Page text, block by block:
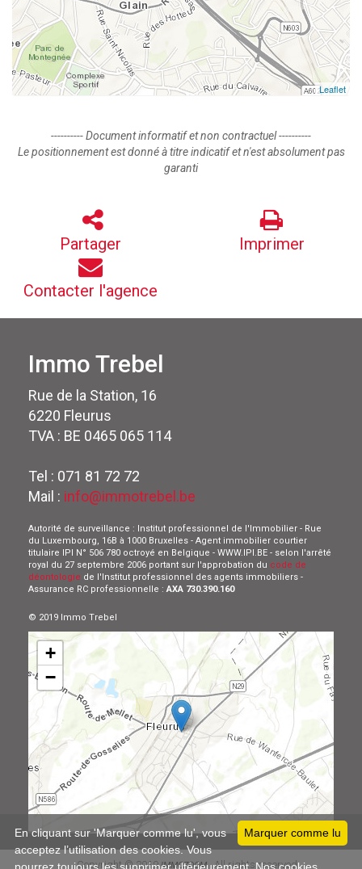
Leaflet
---------- Document informatif et non contractuel ----------
Le positionnement est donné à titre indicatif et n'est absolument pas
garanti
Partager Imprimer
Contacter l'agence
Immo Trebel
Rue de la Station, 16
6220 Fleurus
TVA : BE 0465 065 114
Tel : 071 81 72 72
Mail : info@immotrebel.be
Autorité de surveillance : Institut professionnel de l'Immobilier - Rue
du Luxembourg, 16B à 1000 Bruxelles - Agent immobilier courtier
titulaire IPI N° 506 780 octroyé en Belgique - WWW.IPI.BE - selon l'arrêté
royal du 27 septembre 2006 portant sur l'approbation du code de
déontologie de l'Institut professionnel des agents immobiliers -
Assurance RC professionnelle :AXA 730.390.160
© 2019 Immo Trebel
+
−
Copyright © 2019IMMOZOOMAll rights reserved
Marquer comme lu
En cliquant sur 'Marquer comme lu', vous
acceptez l’utilisation des cookies. Vous